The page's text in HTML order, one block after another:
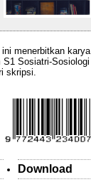
menerbitkan karya
Sosiatri-Sosiologi
skripsi.
Download